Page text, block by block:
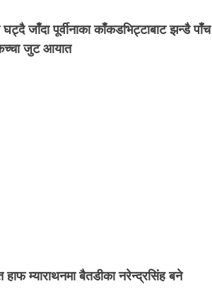
जाँदा पूर्वीनाका काँकडभिट्टाबाट झन्डै पाँच
जुट आयात
हाफ म्याराथनमा बैतडीका नरेन्द्रसिंह बने